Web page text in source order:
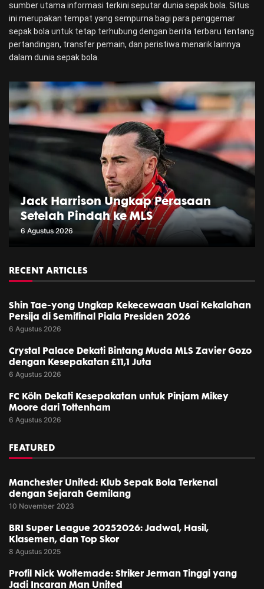
sumber utama informasi terkini seputar dunia sepak bola. Situs
ini merupakan tempat yang sempurna bagi para penggemar
sepak bola untuk tetap terhubung dengan berita terbaru tentang
pertandingan, transfer pemain, dan peristiwa menarik lainnya
dalam dunia sepak bola.
Jack Harrison Ungkap Perasaan
Setelah Pindah ke MLS
6 Agustus 2026
RECENT ARTICLES
Shin Tae-yong Ungkap Kekecewaan Usai Kekalahan
Persija di Semifinal Piala Presiden 2026
6 Agustus 2026
Crystal Palace Dekati Bintang Muda MLS Zavier Gozo
dengan Kesepakatan £11,1 Juta
6 Agustus 2026
FC Köln Dekati Kesepakatan untuk Pinjam Mikey
Moore dari Tottenham
6 Agustus 2026
FEATURED
Manchester United: Klub Sepak Bola Terkenal
dengan Sejarah Gemilang
10 November 2023
BRI Super League 20252026: Jadwal, Hasil,
Klasemen, dan Top Skor
8 Agustus 2025
Profil Nick Woltemade: Striker Jerman Tinggi yang
Jadi Incaran Man United